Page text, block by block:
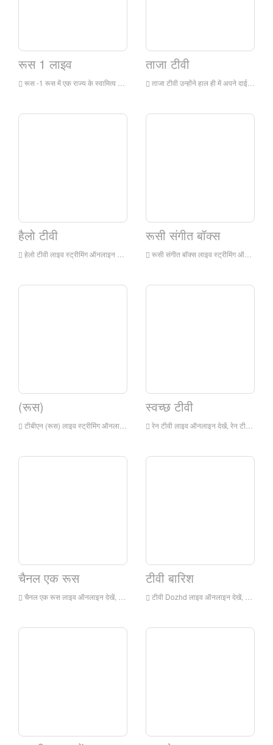
रूस 1 लाइव
रूस -1 रूस में एक राज्य के स्वामित्व वाले टेलीविजन चैनल है, जिसने 1 99 1 में प्रसारण शुरू किया और मुख्य रूप से मनोरंजन कार्यक्रमों पर प्रतिस्पर्धा करता है।
ताजा टीवी
ताजा टीवी उन्होंने हाल ही में अपने दाई के पिशाच को पारित किया, यह वास्तव में मुझे है, और लाइव-एक्शन फिल्मों पर ध्यान केंद्रित किया! और बैकस्टेज
हैलो टीवी
हेलो टीवी लाइव स्ट्रीमिंग ऑनलाइन देखें, हैलो टीवी लाइव स्ट्रीमिंग, हैलो टीवी रूस में एक टेलीविजन स्टेशन है
रूसी संगीत बॉक्स
रूसी संगीत बॉक्स लाइव स्ट्रीमिंग ऑनलाइन देखें, रूसी संगीत बॉक्स लाइव स्ट्रीमिंग, रूसी संगीत बॉक्स रूसी में एक टेलीविजन स्टेशन है
(रूस)
टीबीएन (रूस) लाइव स्ट्रीमिंग ऑनलाइन देखें, टीबीएन (रूस) लाइव स्ट्रीमिंग, टीबीएन (रूस) रूस में एक टेलीविजन स्टेशन है
स्वच्छ टीवी
रेन टीवी लाइव ऑनलाइन देखें, रेन टीवी एचडी लाइव स्ट्रीमिंग, रूस से रेन टीवी वॉच लाइव टीवी देखें
चैनल एक रूस
चैनल एक रूस लाइव ऑनलाइन देखें, चैनल एक रूस एचडी लाइव स्ट्रीमिंग, चैनल वन रूस रूस से लाइव टीवी देखें
टीवी बारिश
टीवी Dozhd लाइव ऑनलाइन देखें, टीवी Dozhd एचडी लाइव स्ट्रीमिंग, पीटीवी Dozhd रूस से लाइव टीवी देखें